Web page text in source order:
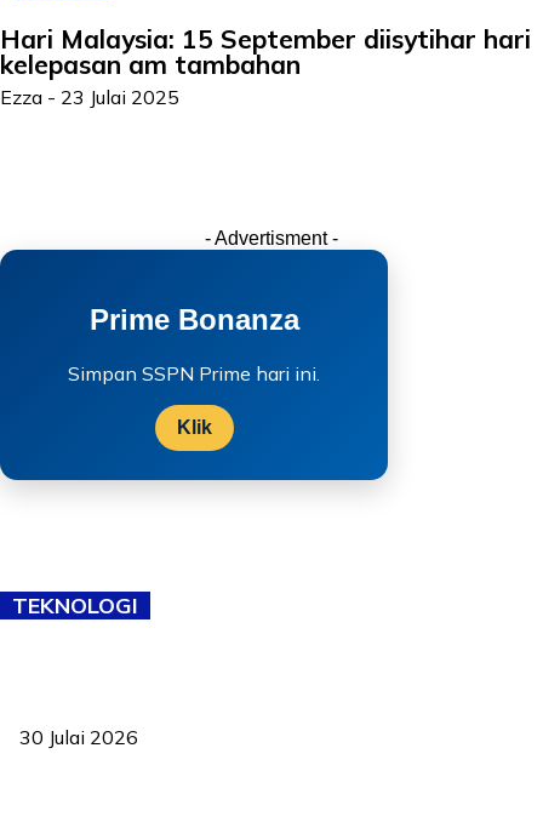
Hari Malaysia: 15 September diisytihar hari
kelepasan am tambahan
Ezza - 23 Julai 2025
- Advertisment -
Prime Bonanza
Simpan SSPN Prime hari ini.
Klik
TEKNOLOGI
30 Julai 2026